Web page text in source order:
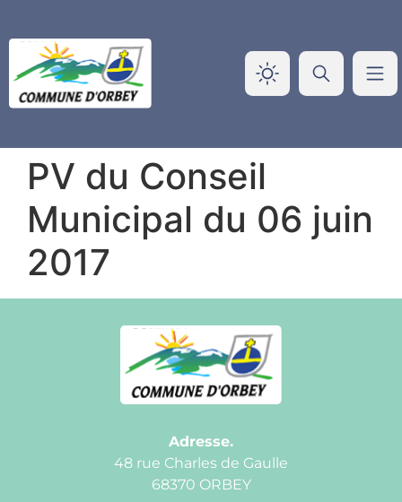
PV du Conseil
Municipal du 06 juin
2017
Adresse.
48 rue Charles de Gaulle
68370 ORBEY